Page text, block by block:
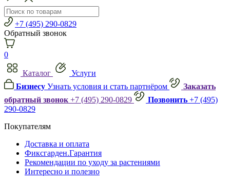
+7 (495) 290-0829
Обратный звонок
0
Каталог
Услуги
Бизнесу Узнать условия и стать партнёром
Заказать
обратный звонок +7 (495) 290-0829 Позвонить +7 (495)
290-0829
Покупателям
Доставка и оплата
Фиксгарден.Гарантия
Рекомендации по уходу за растениями
Интересно и полезно